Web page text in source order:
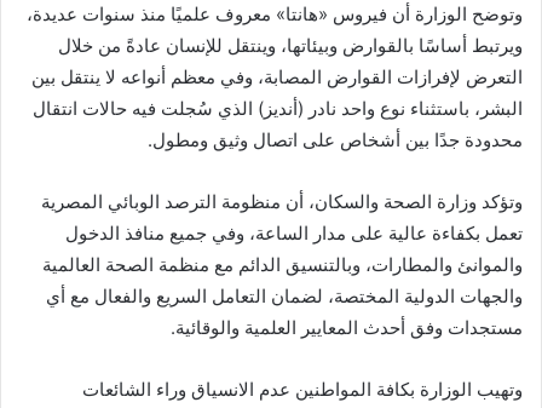
وتوضح الوزارة أن فيروس «هانتا» معروف علميًا منذ سنوات عديدة،
ويرتبط أساسًا بالقوارض وبيئاتها، وينتقل للإنسان عادةً من خلال
التعرض لإفرازات القوارض المصابة، وفي معظم أنواعه لا ينتقل بين
البشر، باستثناء نوع واحد نادر (أنديز) الذي سُجلت فيه حالات انتقال
محدودة جدًا بين أشخاص على اتصال وثيق ومطول.
وتؤكد وزارة الصحة والسكان، أن منظومة الترصد الوبائي المصرية
تعمل بكفاءة عالية على مدار الساعة، وفي جميع منافذ الدخول
والموانئ والمطارات، وبالتنسيق الدائم مع منظمة الصحة العالمية
والجهات الدولية المختصة، لضمان التعامل السريع والفعال مع أي
مستجدات وفق أحدث المعايير العلمية والوقائية.
وتهيب الوزارة بكافة المواطنين عدم الانسياق وراء الشائعات